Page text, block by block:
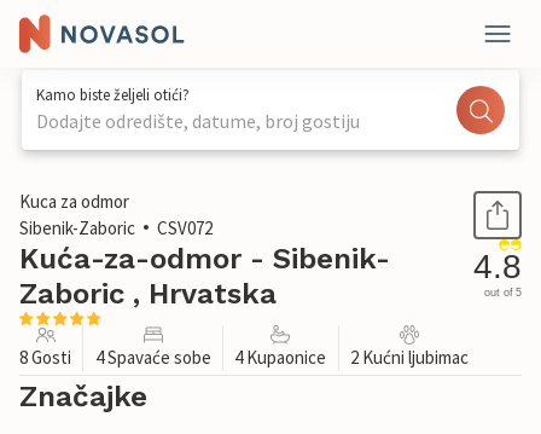
Kamo biste željeli otići?
Dodajte odredište, datume, broj gostiju
1 / 47
Kuca za odmor
Sibenik-Zaboric
CSV072
Kuća-za-odmor - Sibenik-
Zaboric , Hrvatska
4.8
out of 5
8 Gosti 4 Spavaće sobe 4 Kupaonice 2 Kućni ljubimac
Značajke